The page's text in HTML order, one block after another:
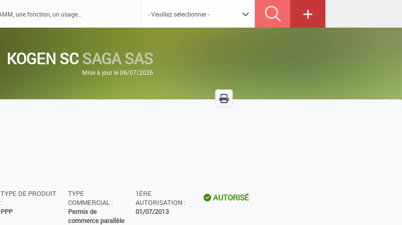
KOGEN SCSAGA SAS
Mise à jour le 06/07/2026
TYPE DE PRODUIT
:
PPP
TYPE
COMMERCIAL :
Permis de
commerce parallèle
1ÈRE
AUTORISATION :
01/07/2013
AUTORISÉ